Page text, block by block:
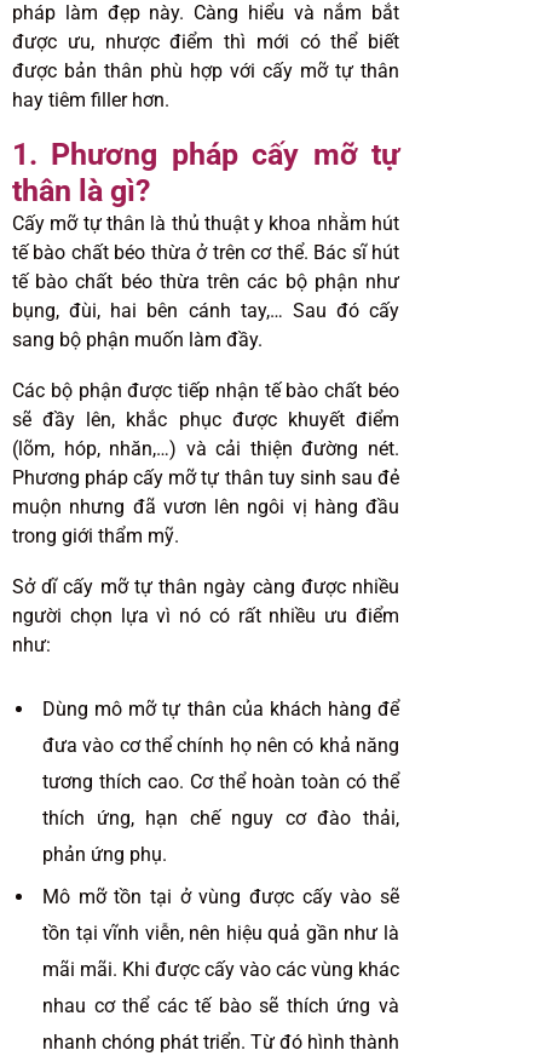
pháp làm đẹp này. Càng hiểu và nắm bắt
được ưu, nhược điểm thì mới có thể biết
được bản thân phù hợp với cấy mỡ tự thân
hay tiêm filler hơn.
1. Phương pháp cấy mỡ tự
thân là gì?
Cấy mỡ tự thân là thủ thuật y khoa nhằm hút
tế bào chất béo thừa ở trên cơ thể. Bác sĩ hút
tế bào chất béo thừa trên các bộ phận như
bụng, đùi, hai bên cánh tay,… Sau đó cấy
sang bộ phận muốn làm đầy.
Các bộ phận được tiếp nhận tế bào chất béo
sẽ đầy lên, khắc phục được khuyết điểm
(lõm, hóp, nhăn,…) và cải thiện đường nét.
Phương pháp cấy mỡ tự thân tuy sinh sau đẻ
muộn nhưng đã vươn lên ngôi vị hàng đầu
trong giới thẩm mỹ.
Sở dĩ cấy mỡ tự thân ngày càng được nhiều
người chọn lựa vì nó có rất nhiều ưu điểm
như:
Dùng mô mỡ tự thân của khách hàng để
đưa vào cơ thể chính họ nên có khả năng
tương thích cao. Cơ thể hoàn toàn có thể
thích ứng, hạn chế nguy cơ đào thải,
phản ứng phụ.
Mô mỡ tồn tại ở vùng được cấy vào sẽ
tồn tại vĩnh viễn, nên hiệu quả gần như là
mãi mãi. Khi được cấy vào các vùng khác
nhau cơ thể các tế bào sẽ thích ứng và
nhanh chóng phát triển. Từ đó hình thành